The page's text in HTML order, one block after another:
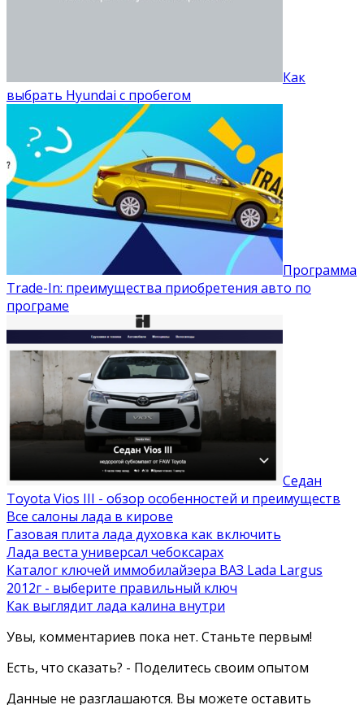
Как
выбрать Hyundai с пробегом
Программа
Trade-In: преимущества приобретения авто по
програме
Седан
Toyota Vios III - обзор особенностей и преимуществ
Все салоны лада в кирове
Газовая плита лада духовка как включить
Лада веста универсал чебоксарах
Каталог ключей иммобилайзера ВАЗ Lada Largus
2012г - выберите правильный ключ
Как выглядит лада калина внутри
Увы, комментариев пока нет. Станьте первым!
Есть, что сказать? - Поделитесь своим опытом
Данные не разглашаются. Вы можете оставить